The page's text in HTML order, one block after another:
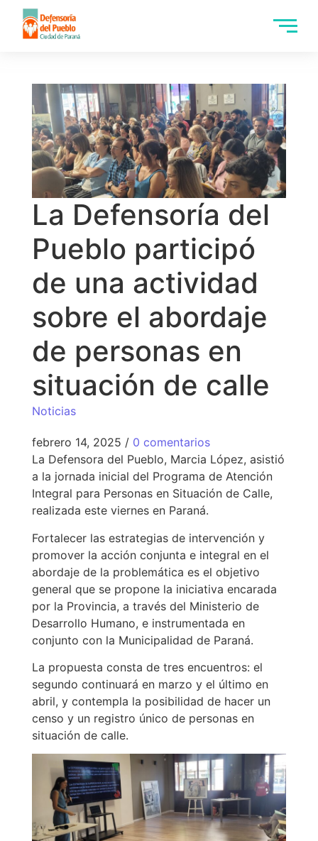
La Defensoría del
Pueblo participó
de una actividad
sobre el abordaje
de personas en
situación de calle
Noticias
febrero 14, 2025 / 0 comentarios
La Defensora del Pueblo, Marcia López, asistió
a la jornada inicial del Programa de Atención
Integral para Personas en Situación de Calle,
realizada este viernes en Paraná.
Fortalecer las estrategias de intervención y
promover la acción conjunta e integral en el
abordaje de la problemática es el objetivo
general que se propone la iniciativa encarada
por la Provincia, a través del Ministerio de
Desarrollo Humano, e instrumentada en
conjunto con la Municipalidad de Paraná.
La propuesta consta de tres encuentros: el
segundo continuará en marzo y el último en
abril, y contempla la posibilidad de hacer un
censo y un registro único de personas en
situación de calle.